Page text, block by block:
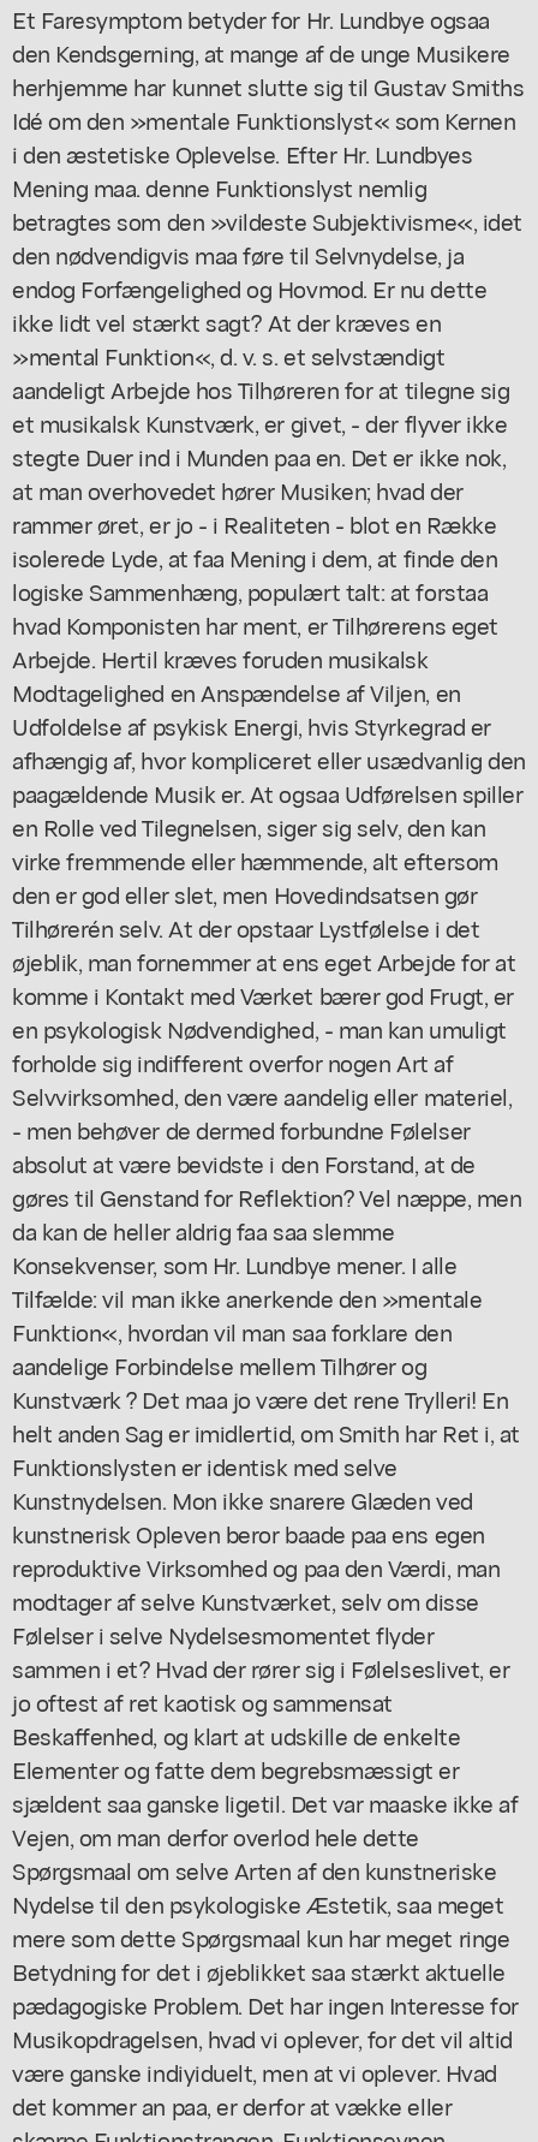
Et Faresymptom betyder for Hr. Lundbye ogsaa
den Kendsgerning, at mange af de unge Musikere
herhjemme har kunnet slutte sig til Gustav Smiths
Idé om den »mentale Funktionslyst« som Kernen
i den æstetiske Oplevelse. Efter Hr. Lundbyes
Mening maa. denne Funktionslyst nemlig
betragtes som den »vildeste Subjektivisme«, idet
den nødvendigvis maa føre til Selvnydelse, ja
endog Forfængelighed og Hovmod. Er nu dette
ikke lidt vel stærkt sagt? At der kræves en
»mental Funktion«, d. v. s. et selvstændigt
aandeligt Arbejde hos Tilhøreren for at tilegne sig
et musikalsk Kunstværk, er givet, - der flyver ikke
stegte Duer ind i Munden paa en. Det er ikke nok,
at man overhovedet hører Musiken; hvad der
rammer øret, er jo - i Realiteten - blot en Række
isolerede Lyde, at faa Mening i dem, at finde den
logiske Sammenhæng, populært talt: at forstaa
hvad Komponisten har ment, er Tilhørerens eget
Arbejde. Hertil kræves foruden musikalsk
Modtagelighed en Anspændelse af Viljen, en
Udfoldelse af psykisk Energi, hvis Styrkegrad er
afhængig af, hvor kompliceret eller usædvanlig den
paagældende Musik er. At ogsaa Udførelsen spiller
en Rolle ved Tilegnelsen, siger sig selv, den kan
virke fremmende eller hæmmende, alt eftersom
den er god eller slet, men Hovedindsatsen gør
Tilhørerén selv. At der opstaar Lystfølelse i det
øjeblik, man fornemmer at ens eget Arbejde for at
komme i Kontakt med Værket bærer god Frugt, er
en psykologisk Nødvendighed, - man kan umuligt
forholde sig indifferent overfor nogen Art af
Selvvirksomhed, den være aandelig eller materiel,
- men behøver de dermed forbundne Følelser
absolut at være bevidste i den Forstand, at de
gøres til Genstand for Reflektion? Vel næppe, men
da kan de heller aldrig faa saa slemme
Konsekvenser, som Hr. Lundbye mener. I alle
Tilfælde: vil man ikke anerkende den »mentale
Funktion«, hvordan vil man saa forklare den
aandelige Forbindelse mellem Tilhører og
Kunstværk ? Det maa jo være det rene Trylleri! En
helt anden Sag er imidlertid, om Smith har Ret i, at
Funktionslysten er identisk med selve
Kunstnydelsen. Mon ikke snarere Glæden ved
kunstnerisk Opleven beror baade paa ens egen
reproduktive Virksomhed og paa den Værdi, man
modtager af selve Kunstværket, selv om disse
Følelser i selve Nydelsesmomentet flyder
sammen i et? Hvad der rører sig i Følelseslivet, er
jo oftest af ret kaotisk og sammensat
Beskaffenhed, og klart at udskille de enkelte
Elementer og fatte dem begrebsmæssigt er
sjældent saa ganske ligetil. Det var maaske ikke af
Vejen, om man derfor overlod hele dette
Spørgsmaal om selve Arten af den kunstneriske
Nydelse til den psykologiske Æstetik, saa meget
mere som dette Spørgsmaal kun har meget ringe
Betydning for det i øjeblikket saa stærkt aktuelle
pædagogiske Problem. Det har ingen Interesse for
Musikopdragelsen, hvad vi oplever, for det vil altid
være ganske indiyiduelt, men at vi oplever. Hvad
det kommer an paa, er derfor at vække eller